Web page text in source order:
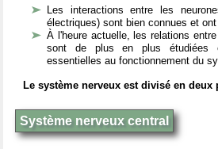
Les interactions entre les
électriques) sont bien connues et
À l'heure actuelle, les relations
sont de plus en plus étudiées
essentielles au fonctionnement du
Le système nerveux est divisé en deux
Système nerveux central